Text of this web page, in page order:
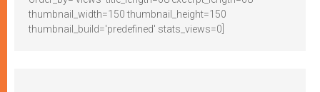
thumbnail_width=150 thumbnail_height=150
thumbnail_build='predefined' stats_views=0]